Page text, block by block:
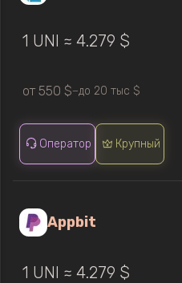
1 UNI ≈ 4.279 $
от 550 $—до 20 тыс $
Оператор Крупный
Appbit
1 UNI ≈ 4.279 $